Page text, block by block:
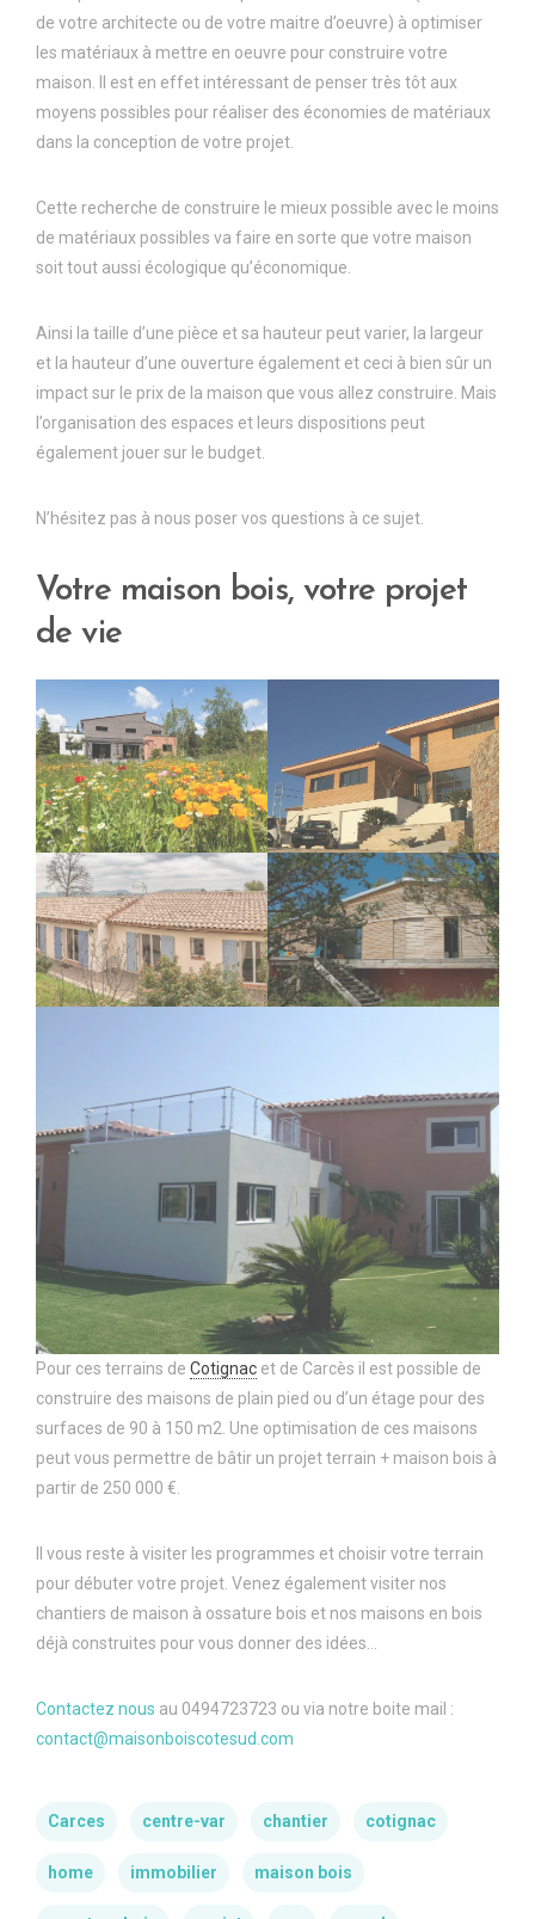
de votre architecte ou de votre maitre d’oeuvre) à optimiser
les matériaux à mettre en oeuvre pour construire votre
maison. Il est en effet intéressant de penser très tôt aux
moyens possibles pour réaliser des économies de matériaux
dans la conception de votre projet.
Cette recherche de construire le mieux possible avec le moins
de matériaux possibles va faire en sorte que votre maison
soit tout aussi écologique qu’économique.
Ainsi la taille d’une pièce et sa hauteur peut varier, la largeur
et la hauteur d’une ouverture également et ceci à bien sûr un
impact sur le prix de la maison que vous allez construire. Mais
l’organisation des espaces et leurs dispositions peut
également jouer sur le budget.
N’hésitez pas à nous poser vos questions à ce sujet.
Votre maison bois, votre projet
de vie
Pour ces terrains de Cotignac et de Carcès il est possible de
construire des maisons de plain pied ou d’un étage pour des
surfaces de 90 à 150 m2. Une optimisation de ces maisons
peut vous permettre de bâtir un projet terrain + maison bois à
partir de 250 000 €.
Il vous reste à visiter les programmes et choisir votre terrain
pour débuter votre projet. Venez également visiter nos
chantiers de maison à ossature bois et nos maisons en bois
déjà construites pour vous donner des idées…
Contactez nous au 0494723723 ou via notre boite mail :
contact@maisonboiscotesud.com
Carces centre-var chantier cotignac
home immobilier maison bois